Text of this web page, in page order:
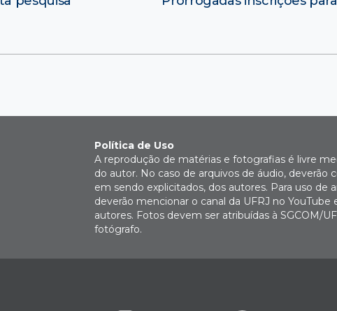
Política de Uso
A reprodução de matérias e fotografias é livre
do autor. No caso de arquivos de áudio, deverão
em sendo explicitados, dos autores. Para uso de
deverão mencionar o canal da UFRJ no YouTube
autores. Fotos devem ser atribuídas à SGCOM/
fotógrafo.